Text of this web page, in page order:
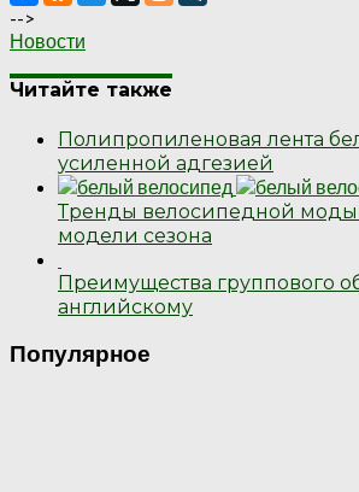
-->
Новости
Читайте также
Полипропиленовая лента
усиленной адгезией
Тренды велосипедной моды
модели сезона
Преимущества группового
английскому
Популярное